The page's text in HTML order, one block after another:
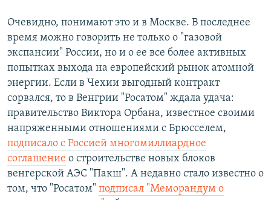
Очевидно, понимают это и в Москве. В последнее
время можно говорить не только о "газовой
экспансии" России, но и о ее все более активных
попытках выхода на европейский рынок атомной
энергии. Если в Чехии выгодный контракт
сорвался, то в Венгрии "Росатом" ждала удача:
правительство Виктора Орбана, известное своими
напряженными отношениями с Брюсселем,
подписало с Россией многомиллиардное
соглашение о строительстве новых блоков
венгерской АЭС "Пакш". А недавно стало известно о
том, что "Росатом" подписал "Меморандум о